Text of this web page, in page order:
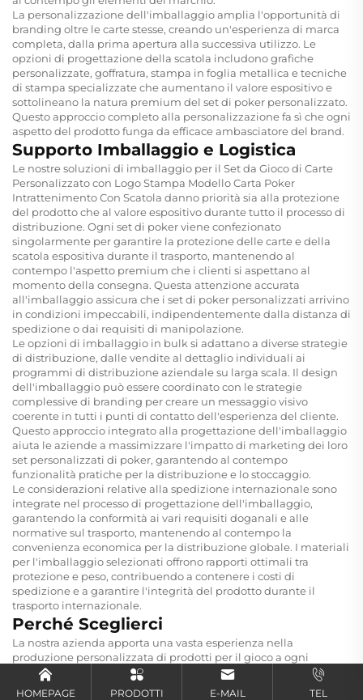
La personalizzazione dell'imballaggio amplia l'opportunità di
branding oltre le carte stesse, creando un'esperienza di marca
completa, dalla prima apertura alla successiva utilizzo. Le
opzioni di progettazione della scatola includono grafiche
personalizzate, goffratura, stampa in foglia metallica e tecniche
di stampa specializzate che aumentano il valore espositivo e
sottolineano la natura premium del set di poker personalizzato.
Questo approccio completo alla personalizzazione fa sì che ogni
aspetto del prodotto funga da efficace ambasciatore del brand.
Supporto Imballaggio e Logistica
Le nostre soluzioni di imballaggio per il Set da Gioco di Carte
Personalizzato con Logo Stampa Modello Carta Poker
Intrattenimento Con Scatola danno priorità sia alla protezione
del prodotto che al valore espositivo durante tutto il processo di
distribuzione. Ogni set di poker viene confezionato
singolarmente per garantire la protezione delle carte e della
scatola espositiva durante il trasporto, mantenendo al
contempo l'aspetto premium che i clienti si aspettano al
momento della consegna. Questa attenzione accurata
all'imballaggio assicura che i set di poker personalizzati arrivino
in condizioni impeccabili, indipendentemente dalla distanza di
spedizione o dai requisiti di manipolazione.
Le opzioni di imballaggio in bulk si adattano a diverse strategie
di distribuzione, dalle vendite al dettaglio individuali ai
programmi di distribuzione aziendale su larga scala. Il design
dell'imballaggio può essere coordinato con le strategie
complessive di branding per creare un messaggio visivo
coerente in tutti i punti di contatto dell'esperienza del cliente.
Questo approccio integrato alla progettazione dell'imballaggio
aiuta le aziende a massimizzare l'impatto di marketing dei loro
set personalizzati di poker, garantendo al contempo
funzionalità pratiche per la distribuzione e lo stoccaggio.
Le considerazioni relative alla spedizione internazionale sono
integrate nel processo di progettazione dell'imballaggio,
garantendo la conformità ai vari requisiti doganali e alle
normative sul trasporto, mantenendo al contempo la
convenienza economica per la distribuzione globale. I materiali
per l'imballaggio selezionati offrono rapporti ottimali tra
protezione e peso, contribuendo a contenere i costi di
spedizione e a garantire l'integrità del prodotto durante il
trasporto internazionale.
Perché Sceglierci
La nostra azienda apporta una vasta esperienza nella
produzione personalizzata di prodotti per il gioco a ogni
progetto di Set da Gioco di Carte con Pattern Personalizzato,
Carte da Poker per Intrattenimento con Scatola, garantendo
HOMEPAGE PRODOTTI E-MAIL TEL